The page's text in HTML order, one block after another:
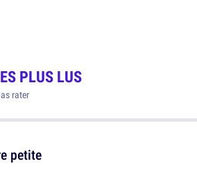
PLUS LUS
rater
petite